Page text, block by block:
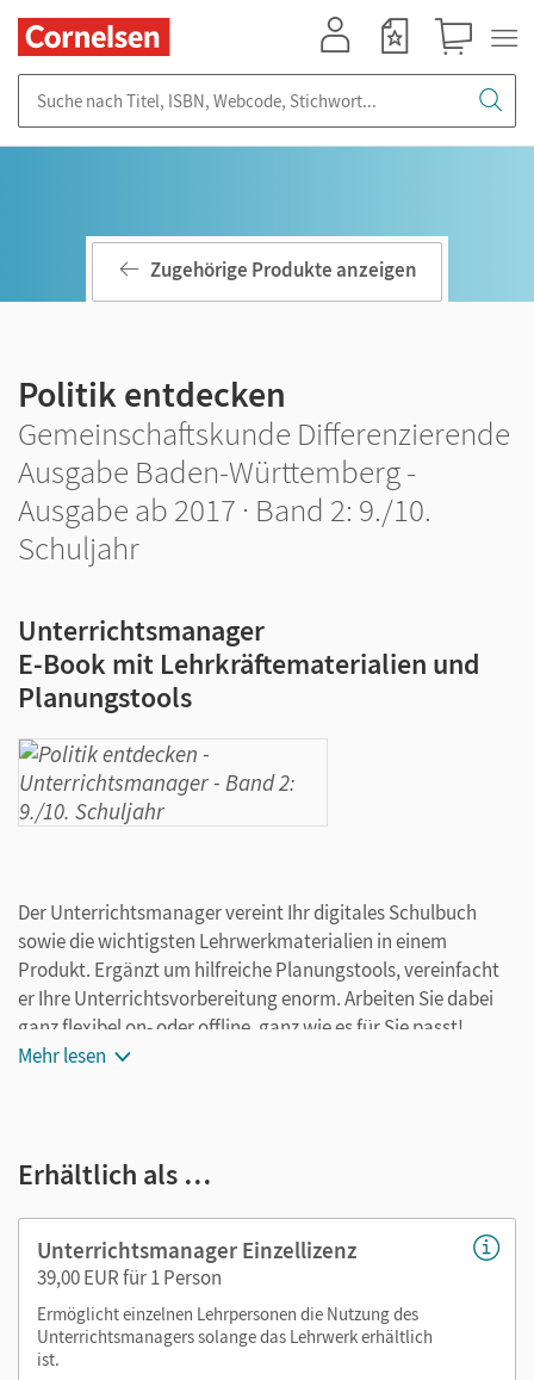
Zugehörige Produkte anzeigen
Politik entdecken
Gemeinschaftskunde Differenzierende
Ausgabe Baden-Württemberg -
Ausgabe ab 2017 · Band 2: 9./10.
Schuljahr
Unterrichtsmanager
E-Book mit Lehrkräftematerialien und
Planungstools
Der Unterrichtsmanager vereint Ihr digitales Schulbuch
sowie die wichtigsten Lehrwerkmaterialien in einem
Produkt. Ergänzt um hilfreiche Planungstools, vereinfacht
er Ihre Unterrichtsvorbereitung enorm. Arbeiten Sie dabei
ganz flexibel on- oder offline, ganz wie es für Sie passt!
Ihr Unterrichtsmanager enthält:
Videos
editierbare Kopiervorlagen
editierbarer Stoffverteilungsplan
Nutzen Sie den Unterrichtsmanager auf lernen.cornelsen.de
oder über die Cornelsen Lernen App.
Mehr lesen
Erhältlich als …
Unterrichtsmanager Einzellizenz
39,00 EUR für 1 Person
Ermöglicht einzelnen Lehrpersonen die Nutzung des
Unterrichtsmanagers solange das Lehrwerk erhältlich
ist.